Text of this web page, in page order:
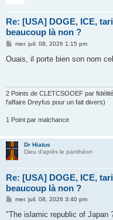
Re: [USA] DOGE, ICE,
beaucoup là non ?
M
s
mer. juil. 08, 2026 1:15 pm
Ouais, il porte bien son nom
2 Points de CLETCSOOEF par
l'affaire Dreyfus pour un fait divers)
1 Point par malchance
Dr Hiatus
Dieu d'après le panthéon
Re: [USA] DOGE, ICE,
beaucoup là non ?
M
s
mer. juil. 08, 2026 3:40 pm
"The islamic republic of Japan